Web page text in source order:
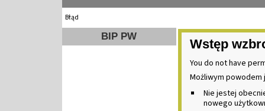
Błąd
BIP PW
Wstęp
You do not have
Możliwym powodem
Nie jestej
nowego